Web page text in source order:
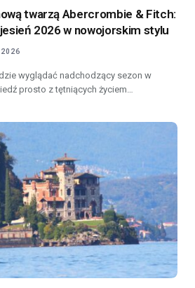
twarzą Abercrombie & Fitch:
2026 w nowojorskim stylu
2026
wyglądać nadchodzący sezon w
prosto z tętniących życiem…